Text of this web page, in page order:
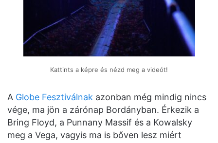
Kattints a képre és nézd meg a videót!
A Globe Fesztiválnak azonban még mindig nincs
vége, ma jön a zárónap Bordányban. Érkezik a
Bring Floyd, a Punnany Massif és a Kowalsky
meg a Vega, vagyis ma is bőven lesz miért